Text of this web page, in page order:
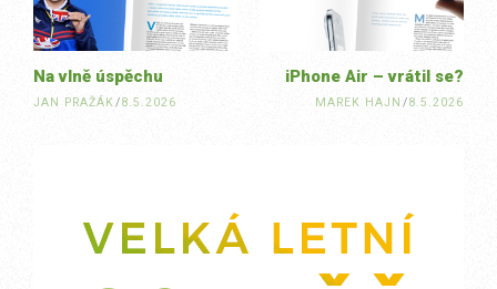
iPhone Air – vrátil se?
MAREK HAJN /8.5.2026
Na vlně úspěchu
JAN PRAŽÁK/8.5.2026